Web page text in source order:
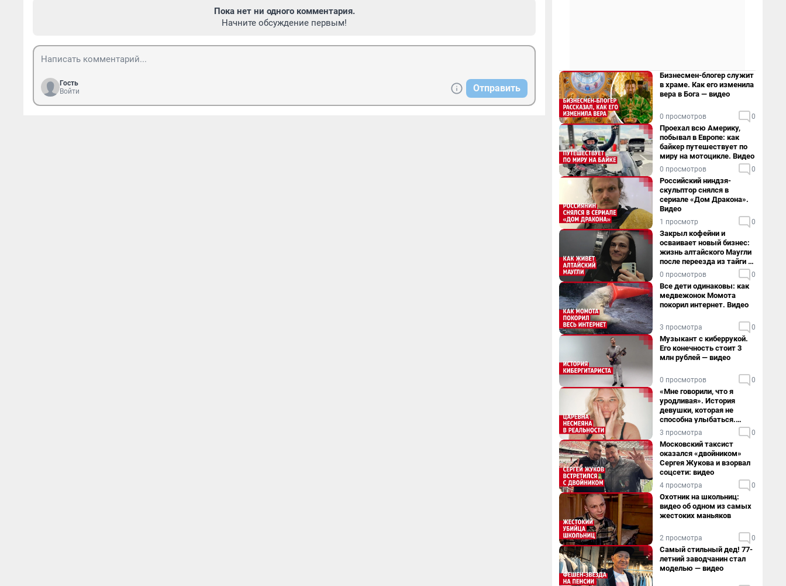
Пока нет ни одного комментария.
Начните обсуждение первым!
Гость
Войти
Отправить
Бизнесмен-блогер служит
в храме. Как его изменила
вера в Бога — видео
0 просмотров 0
Проехал всю Америку,
побывал в Европе: как
байкер путешествует по
миру на мотоцикле. Видео
0 просмотров 0
Российский ниндзя-
скульптор снялся в
сериале «Дом Дракона».
Видео
1 просмотр 0
Закрыл кофейни и
осваивает новый бизнес:
жизнь алтайского Маугли
после переезда из тайги в
столицу
0 просмотров 0
Все дети одинаковы: как
медвежонок Момота
покорил интернет. Видео
3 просмотра 0
Музыкант с киберрукой.
Его конечность стоит 3
млн рублей — видео
0 просмотров 0
«Мне говорили, что я
уродливая». История
девушки, которая не
способна улыбаться.
Видео
3 просмотра 0
Московский таксист
оказался «двойником»
Сергея Жукова и взорвал
соцсети: видео
4 просмотра 0
Охотник на школьниц:
видео об одном из самых
жестоких маньяков
2 просмотра 0
Самый стильный дед! 77-
летний заводчанин стал
моделью — видео